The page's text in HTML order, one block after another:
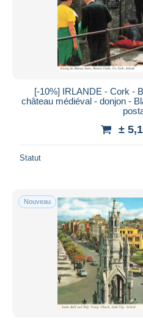
[-10%] IRLANDE - Cork -
château médiéval - donjon -
±
Statut
Nouveau